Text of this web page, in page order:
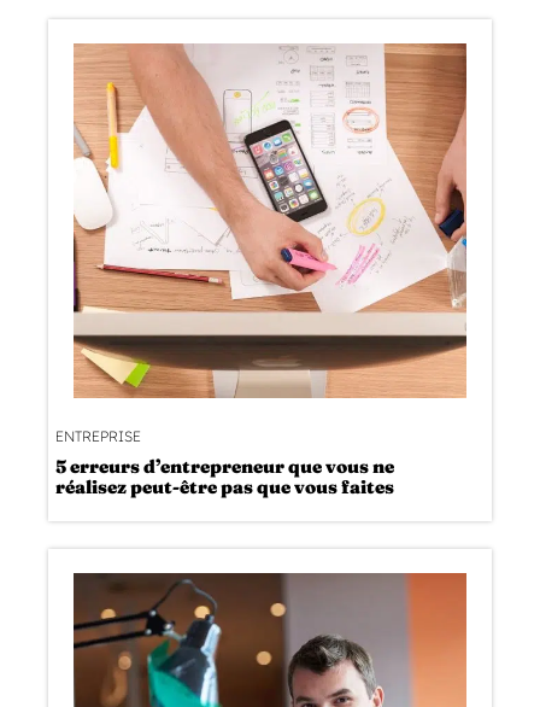
ENTREPRISE
5 erreurs d’entrepreneur que vous ne
réalisez peut-être pas que vous faites